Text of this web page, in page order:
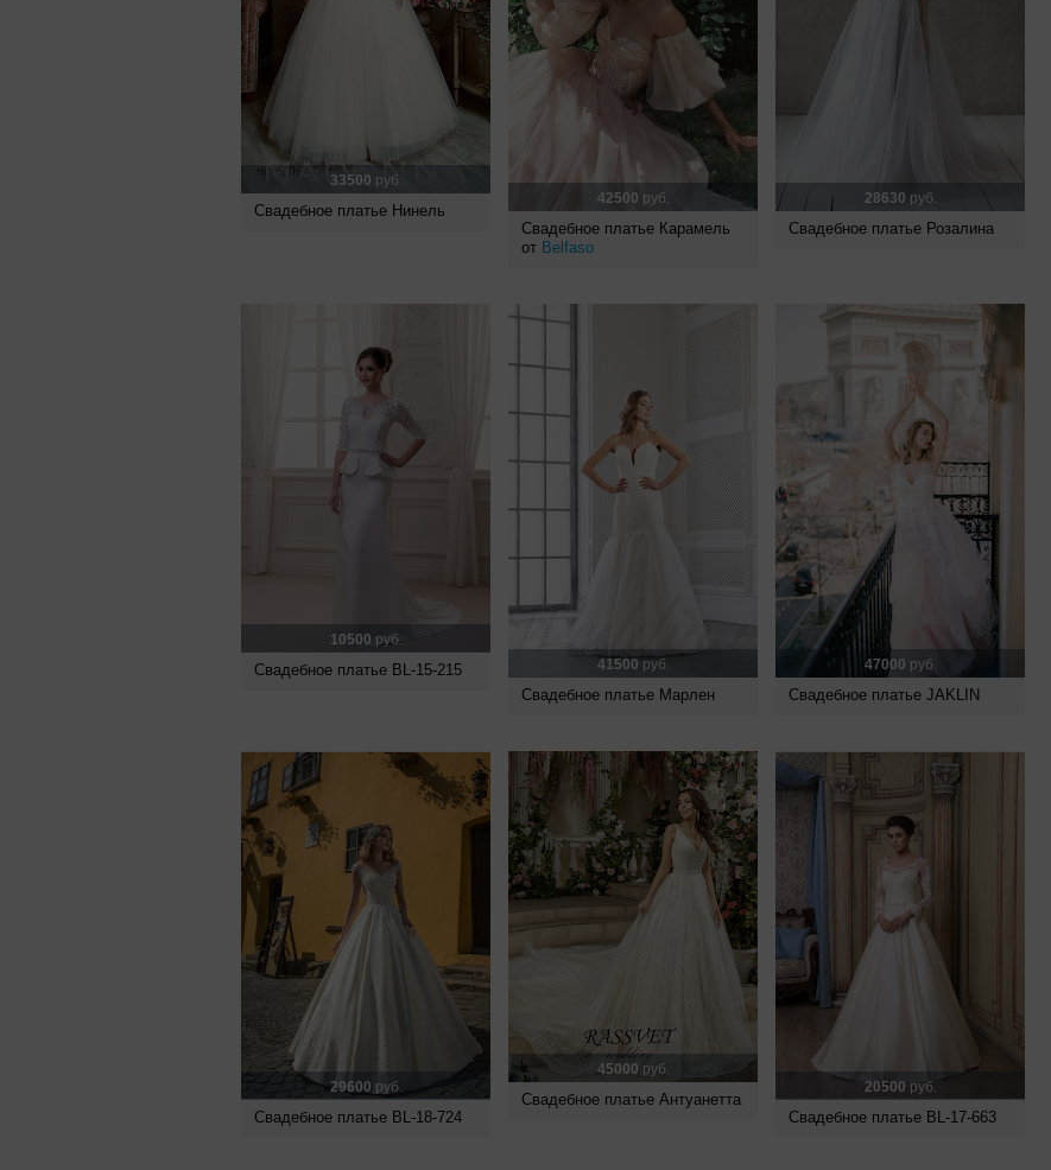
33500 руб.
Свадебное платье Нинель
42500 руб.
Свадебное платье Карамель
от Belfaso
28630 руб.
Свадебное платье Розалина
10500 руб.
Свадебное платье BL-15-215 41500 руб.
Свадебное платье Марлен
47000 руб.
Свадебное платье JAKLIN
29600 руб.
Свадебное платье BL-18-724
45000 руб.
Свадебное платье Антуанетта
20500 руб.
Свадебное платье BL-17-663